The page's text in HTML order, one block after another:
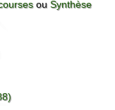
ouSynthèse